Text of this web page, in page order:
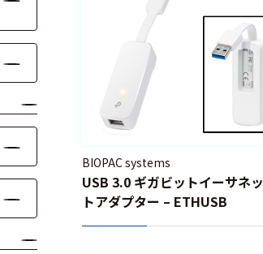
BIOPAC systems
USB 3.0 ギガビットイーサネッ
トアダプター – ETHUSB